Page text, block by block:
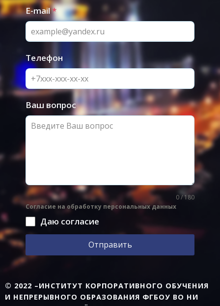
E-mail*
Телефон
Ваш вопрос
0 / 180
Согласие на обработку персональных данных
Даю согласие
Отправить
© 2022 –ИНСТИТУТ КОРПОРАТИВНОГО ОБУЧЕНИЯ
И НЕПРЕРЫВНОГО ОБРАЗОВАНИЯ ФГБОУ ВО НИ